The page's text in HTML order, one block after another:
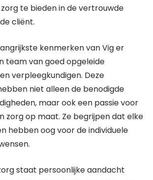
te bieden in de vertrouwde
cliënt.
kenmerken van Vig er
team van goed opgeleide
verpleegkundigen. Deze
niet alleen de benodigde
maar ook een passie voor
zorg op maat. Ze begrijpen dat elke
hebben oog voor de individuele
staat persoonlijke aandacht